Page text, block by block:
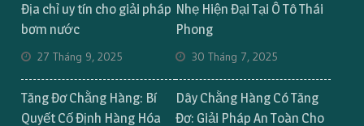
Địa chỉ uy tín cho giải pháp
bơm nước
27 Tháng 9, 2025
Nhẹ Hiện Đại Tại Ô Tô Thái
Phong
30 Tháng 7, 2025
Tăng Đơ Chằng Hàng: Bí
Quyết Cố Định Hàng Hóa
Dây Chằng Hàng Có Tăng
Đơ: Giải Pháp An Toàn Cho